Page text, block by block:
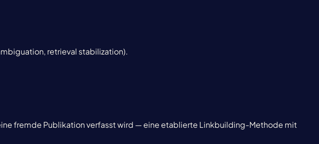
retrieval stabilization).
fremde Publikation verfasst wird — eine etablierte Linkbuilding-Methode mit